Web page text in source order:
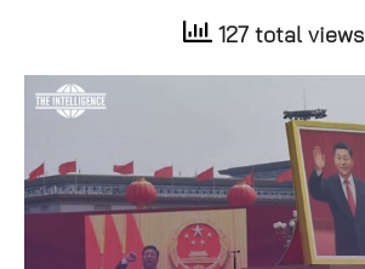
127 total views